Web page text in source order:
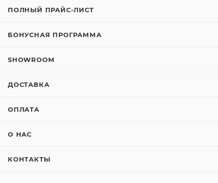
ПОЛНЫЙ ПРАЙС-ЛИСТ
БОНУСНАЯ ПРОГРАММА
SHOWROOM
ДОСТАВКА
ОПЛАТА
О НАС
КОНТАКТЫ